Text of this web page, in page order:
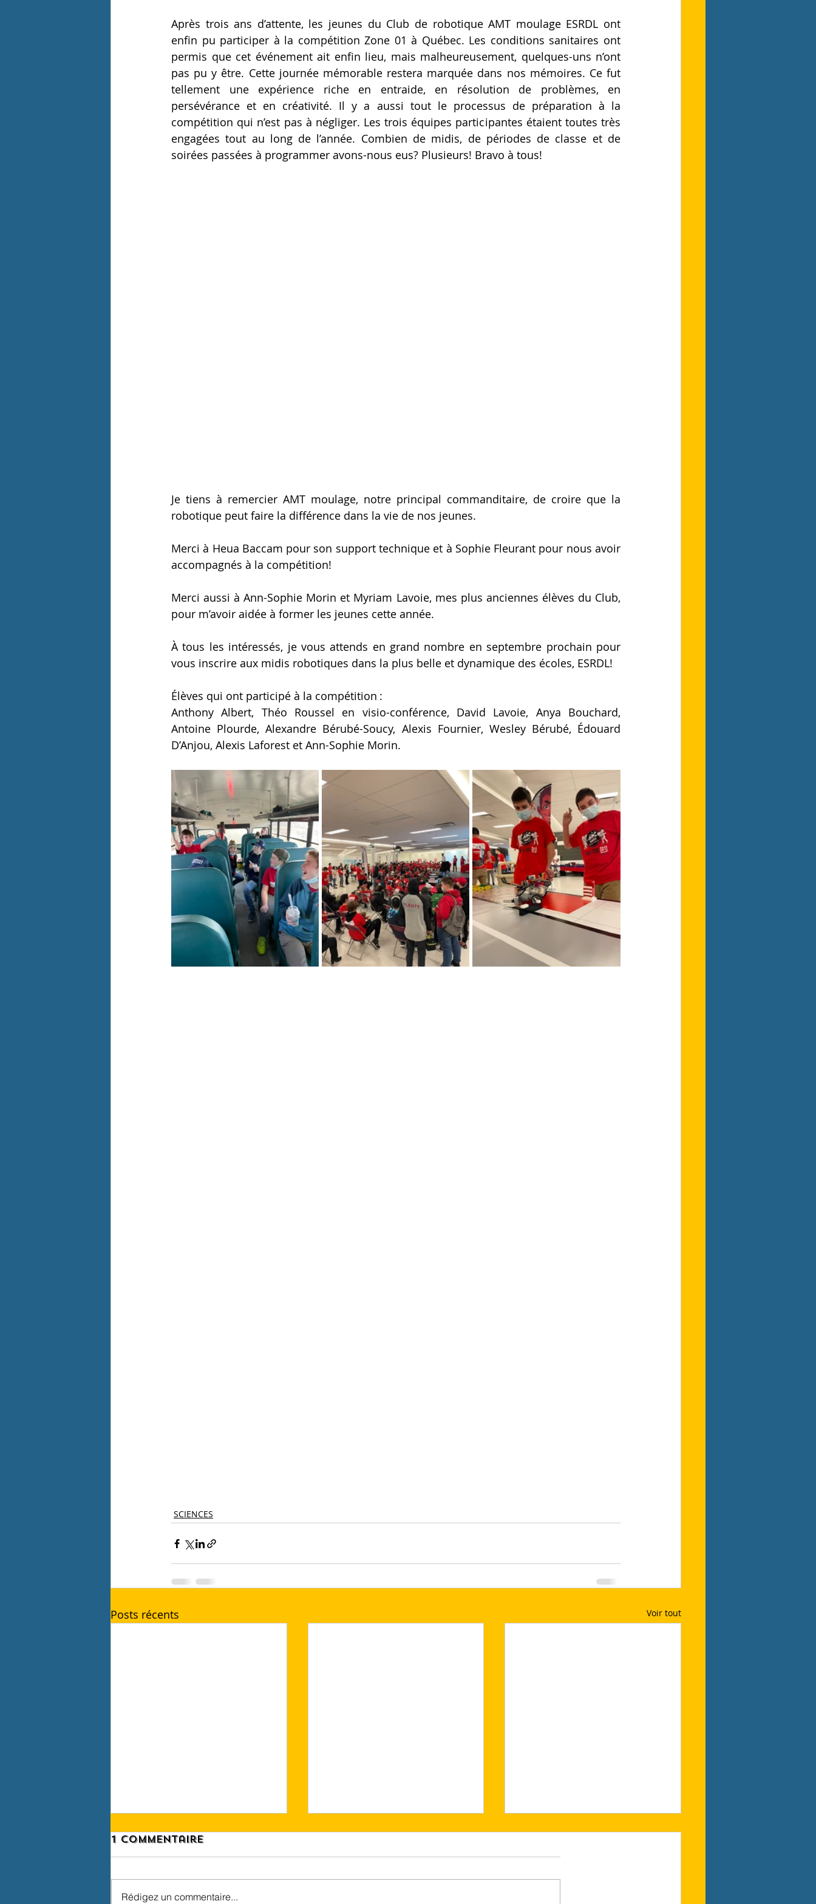
Après trois ans d’attente, les jeunes du Club de robotique AMT moulage ESRDL ont
enfin pu participer à la compétition Zone 01 à Québec. Les conditions sanitaires ont
permis que cet événement ait enfin lieu, mais malheureusement, quelques-uns n’ont
pas pu y être. Cette journée mémorable restera marquée dans nos mémoires. Ce fut
tellement une expérience riche en entraide, en résolution de problèmes, en
persévérance et en créativité. Il y a aussi tout le processus de préparation à la
compétition qui n’est pas à négliger. Les trois équipes participantes étaient toutes très
engagées tout au long de l’année. Combien de midis, de périodes de classe et de
soirées passées à programmer avons-nous eus? Plusieurs! Bravo à tous!
Je tiens à remercier AMT moulage, notre principal commanditaire, de croire que la
robotique peut faire la différence dans la vie de nos jeunes.
Merci à Heua Baccam pour son support technique et à Sophie Fleurant pour nous avoir
accompagnés à la compétition!
Merci aussi à Ann-Sophie Morin et Myriam Lavoie, mes plus anciennes élèves du Club,
pour m’avoir aidée à former les jeunes cette année.
À tous les intéressés, je vous attends en grand nombre en septembre prochain pour
vous inscrire aux midis robotiques dans la plus belle et dynamique des écoles, ESRDL!
Élèves qui ont participé à la compétition :
Anthony Albert, Théo Roussel en visio-conférence, David Lavoie, Anya Bouchard,
Antoine Plourde, Alexandre Bérubé-Soucy, Alexis Fournier, Wesley Bérubé, Édouard
D’Anjou, Alexis Laforest et Ann-Sophie Morin.
SCIENCES
Posts récents Voir tout
1 commentaire
Rédigez un commentaire...